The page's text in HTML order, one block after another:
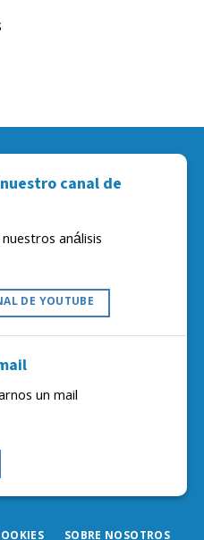
canal de
análisis
DE YOUTUBE
un mail